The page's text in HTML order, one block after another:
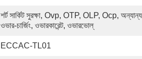
শর্ট সার্কিট সুরক্ষা, Ovp, OTP, OLP, Ocp,
ওভার-চার্জিং, ওভারকারেন্ট, ওভারভোল্
ECCAC-TL01